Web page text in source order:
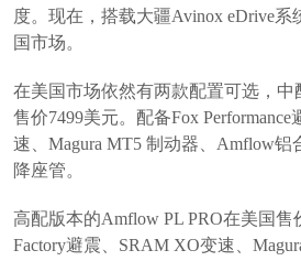
度。现在，搭载大疆Avinox eDrive
国市场。
在美国市场依然有两款配置可选，中
售价7499美元。配备Fox Performance
速、Magura MT5 制动器、Amflow铝
降座管。
高配版本的Amflow PL PRO在美国售
Factory避震、SRAM XO变速、